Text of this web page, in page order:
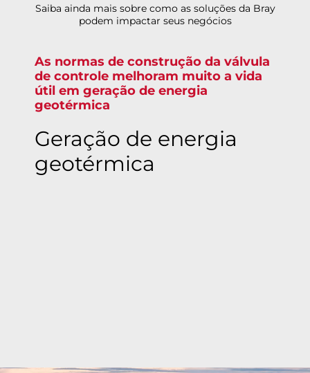
Saiba ainda mais sobre como as soluções da Bray
podem impactar seus negócios
As normas de construção da válvula
de controle melhoram muito a vida
útil em geração de energia
geotérmica
Geração de energia
geotérmica